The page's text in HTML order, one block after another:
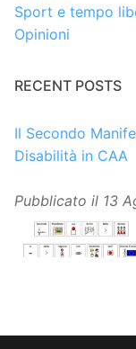
Sport e tempo
Opinioni
RECENT POSTS
Il Secondo
Disabilità in CAA
Pubblicato il 13
aumentativa